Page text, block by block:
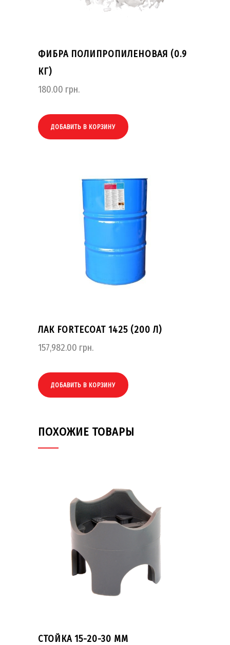
ФИБРА ПОЛИПРОПИЛЕНОВАЯ (0.9
КГ)
180.00 грн.
ДОБАВИТЬ В КОРЗИНУ
ЛАК FORTECOAT 1425 (200 Л)
157,982.00 грн.
ДОБАВИТЬ В КОРЗИНУ
ПОХОЖИЕ ТОВАРЫ
СТОЙКА 15-20-30 ММ